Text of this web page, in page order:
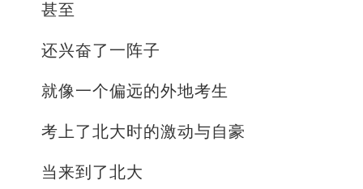
甚至
还兴奋了一阵子
就像一个偏远的外地考生
考上了北大时的激动与自豪
当来到了北大